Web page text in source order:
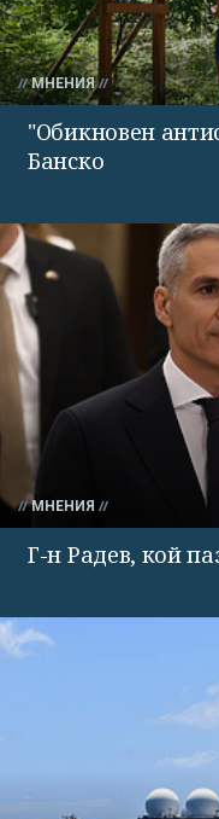
МНЕНИЯ
"Обикновен
Банско
МНЕНИЯ
Г-н Радев, кой